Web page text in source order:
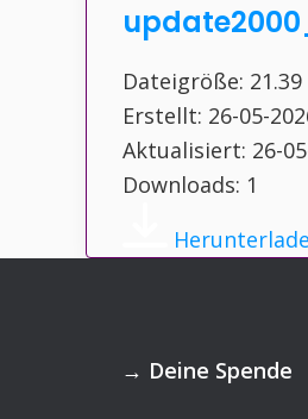
Dateigröße: 21.39
Erstellt: 26-05-
Aktualisiert: 26-
Downloads: 1
→ Deine Spende